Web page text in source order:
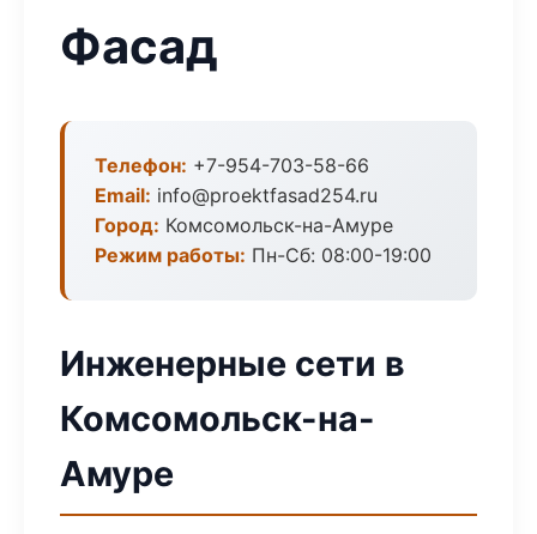
Фасад
Телефон: +7-954-703-58-66
Email: info@proektfasad254.ru
Город: Комсомольск-на-Амуре
Режим работы: Пн-Сб: 08:00-19:00
Инженерные сети в
Комсомольск-на-
Амуре